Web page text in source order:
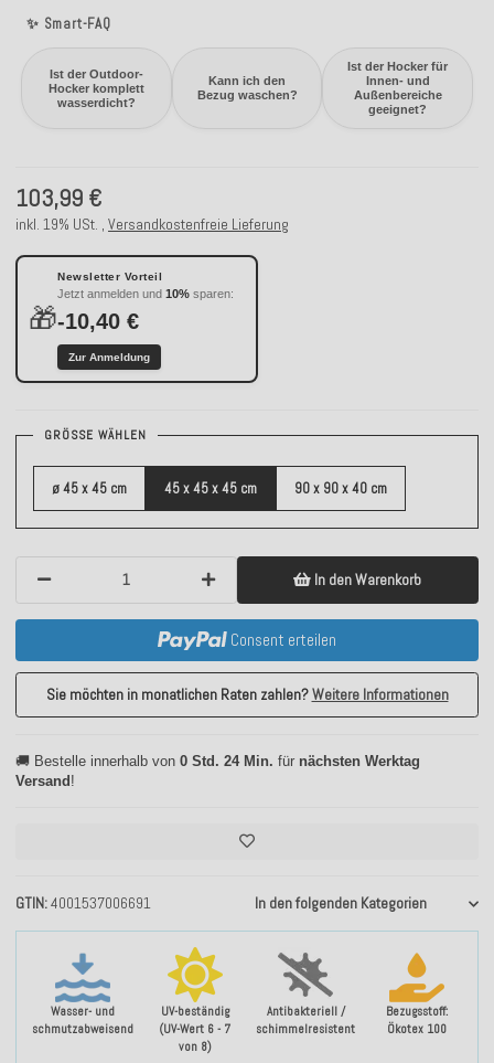
✨ Smart-FAQ
Ist der Outdoor-
Hocker komplett
wasserdicht?
Kann ich den
Bezug waschen?
Ist der Hocker für
Innen- und
Außenbereiche
geeignet?
Wasser- und
schmutzabweisend
UV-beständig
(UV-Wert 6 - 7
von 8)
Antibakteriell /
schimmelresistent
Bezugsstoff:
Ökotex 100
GTIN 4001537006691 In den folgenden Kategorien
103,99 €
inkl. 19% USt. , Versandkostenfreie Lieferung
🎁
Newsletter Vorteil
Jetzt anmelden und 10% sparen:
-10,40 €
Zur Anmeldung
GRÖSSE WÄHLEN
ø 45 x 45 cm 45 x 45 x 45 cm 90 x 90 x 40 cm
In den Warenkorb
Consent erteilen
Sie möchten in monatlichen Raten zahlen?Weitere Informationen
🚚 Bestelle innerhalb von 0 Std. 24 Min. für nächsten Werktag
Versand!